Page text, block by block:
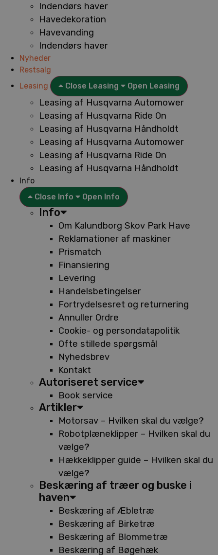
Indendørs haver
Havedekoration
Havevanding
Indendørs haver
Nyheder
Restsalg
Leasing
Close Leasing Open Leasing
Leasing af Husqvarna Automower
Leasing af Husqvarna Ride On
Leasing af Husqvarna Håndholdt
Leasing af Husqvarna Automower
Leasing af Husqvarna Ride On
Leasing af Husqvarna Håndholdt
Info
Close Info
Open Info
Info
Om Kalundborg Skov Park Have
Reklamationer af maskiner
Prismatch
Finansiering
Levering
Handelsbetingelser
Fortrydelsesret og returnering
Annuller Ordre
Cookie- og persondatapolitik
Ofte stillede spørgsmål
Nyhedsbrev
Kontakt
Autoriseret service
Book service
Artikler
Motorsav – Hvilken skal du vælge?
Robotplæneklipper – Hvilken skal du
vælge?
Hækkeklipper guide – Hvilken skal du
vælge?
Beskæring af træer og buske i
haven
Beskæring af Æbletræ
Beskæring af Birketræ
Beskæring af Blommetræ
Beskæring af Bøgehæk